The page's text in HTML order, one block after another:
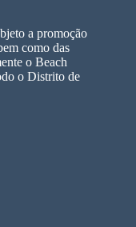
a promoção
como das
o Beach
o Distrito de